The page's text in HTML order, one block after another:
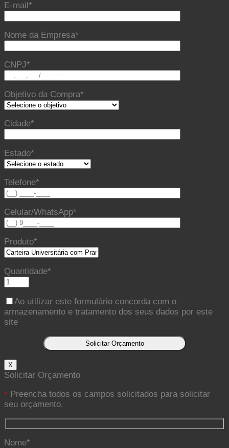
E-mail*
Nome da Empresa*
CNPJ*
Objetivo da Compra*
Cidade*
Estado*
Telefone*
Celular/WhatsApp*
Produto*
Quantidade*
Ao utilizar este formulário concorda com o
armazenamento e tratamento dos seus dados por este
site
X
Solicitar Orçamento
* Preencha todos os campos solicitados para solicitar
seu orçamento.
Nome*